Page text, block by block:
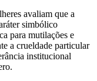
avaliam que a
simbólico
para mutilações e
a crueldade particular
institucional